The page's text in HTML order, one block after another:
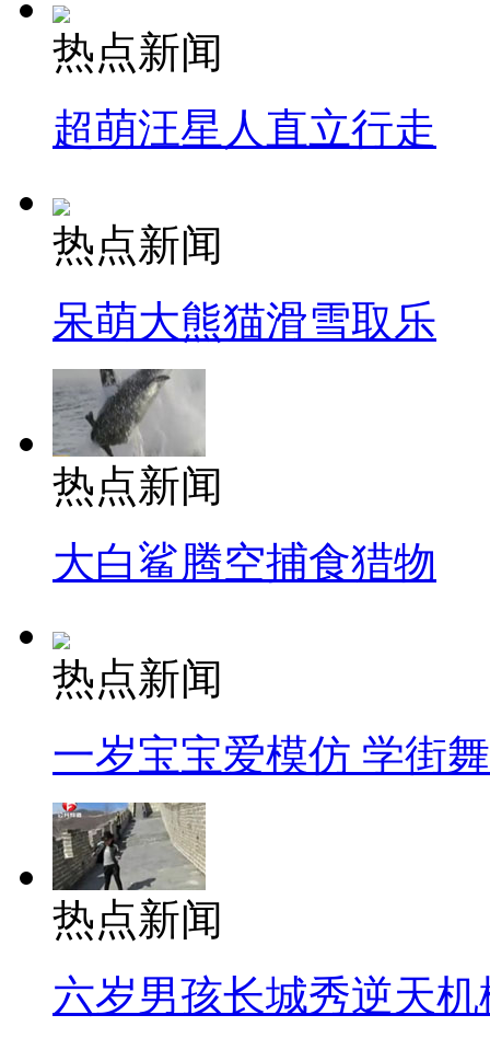
热点新闻
超萌汪星人直立行走
热点新闻
呆萌大熊猫滑雪取乐
热点新闻
大白鲨腾空捕食猎物
热点新闻
一岁宝宝爱模仿 学街
热点新闻
六岁男孩长城秀逆天机